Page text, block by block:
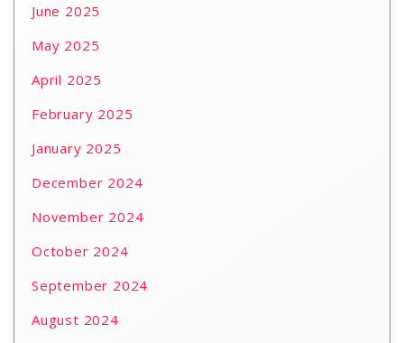
June 2025
May 2025
April 2025
February 2025
January 2025
December 2024
November 2024
October 2024
September 2024
August 2024